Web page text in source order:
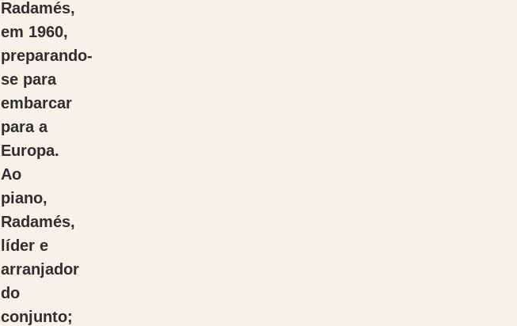
Radamés,
em 1960,
preparando-
se para
embarcar
para a
Europa.
Ao
piano,
Radamés,
líder e
arranjador
do
conjunto;